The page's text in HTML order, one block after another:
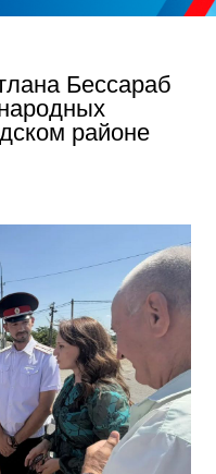
Бессараб
районе